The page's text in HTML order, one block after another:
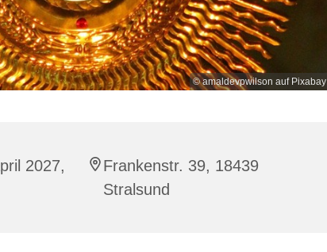
© amaldevpwilson auf Pixabay
2027,
Frankenstr. 39, 18439
Stralsund